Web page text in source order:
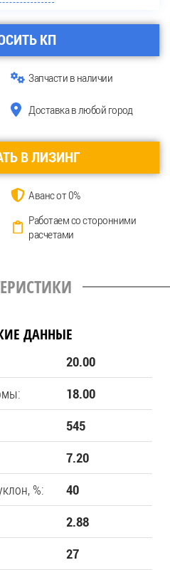
КП
Запчасти в наличии
Доставка в любой город
В ЛИЗИНГ
Аванс от 0%
Работаем со сторонними
расчетами
ДАННЫЕ
20.00
18.00
545
7.20
%: 40
2.88
27